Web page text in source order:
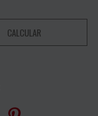
CALCULAR